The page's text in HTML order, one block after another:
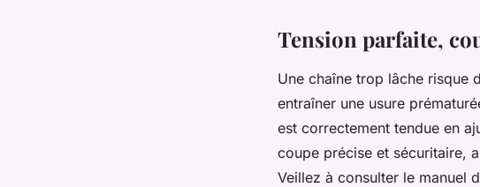
Tension parfaite,
Une chaîne trop lâche risque
entraîner une usure
est correctement tendue en
coupe précise et sécuritaire,
Veillez à consulter le manuel